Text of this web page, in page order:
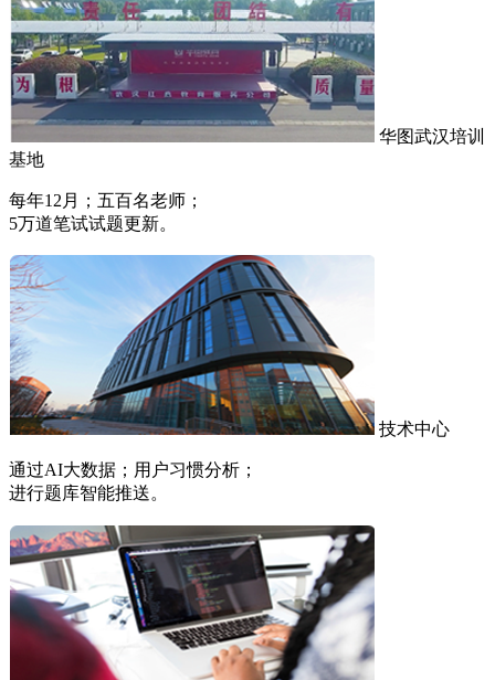
华图武汉培训
基地
每年12月；五百名老师；
5万道笔试试题更新。
技术中心
通过AI大数据；用户习惯分析；
进行题库智能推送。